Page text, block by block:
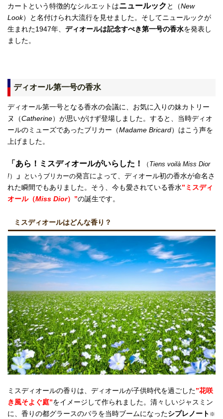
カートという特徴的なシルエットはニュールック と（New
Look）と名付けられ大流行を見せました。そしてニュールックが
生まれた1947年、 ディオールは記念すべき第一号の香水を発表し
ました。
ディオール第一号の香水
ディオール第一号となる香水の会議に、お気に入りの妹カトリー
ヌ（Catherine）が思いがけず登場しました。すると、当時ディオ
ールのミューズであったブリカー（Madame Bricard）はこう声を
上げました。
「あら！ミスディオールがいらした！ （ Tiens voilà Miss Dior
!） 」 という ブリカーの発言によって、ディオール初の香水が命名さ
れた瞬間でもありました。そう、今も愛されている香水” ミスディ
オール（Miss Dior）”の誕生です。
ミスディオールはどんな香り？
ミスディオールの香りは、ディオールが子供時代を過ごした”花咲
き風そよぐ庭”をイメージして作られました。清々しいジャスミン
に、香りの都グラースのバラを当時ブームになったシプレノート ※